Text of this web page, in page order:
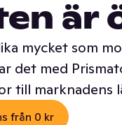
är
mycket som
det med
till marknadens
från 0 kr